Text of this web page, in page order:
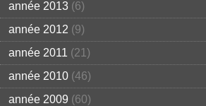
année 2013 (6)
année 2012 (9)
année 2011 (21)
année 2010 (46)
année 2009 (60)